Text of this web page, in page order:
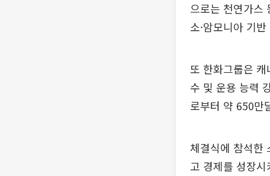
으로는 천연가스
소·암모니아 기
또 한화그룹은
수 및 운용 능력
로부터 약 650만
체결식에 참석한
고 경제를 성장